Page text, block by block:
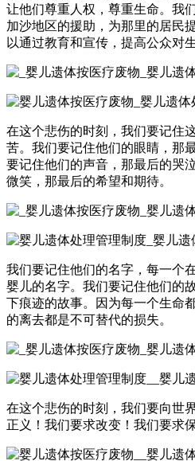
让他们尊重人权，尊重生命。我
加沙地区的援助，为那里的居民
以通过教育和宣传，提高公众对
在这个悲伤的时刻，我们要记住
苦。我们要记住他们的眼睛，那
要记住他们的声音，那最后的哭
微笑，那最后的希望和期待。
我们要记住他们的名字，每一个
婴儿的名字。我们要记住他们的
下痕迹的故事。因为每一个生命
的离去都是不可替代的损失。
在这个悲伤的时刻，我们要向世
正义！我们要求改变！我们要求